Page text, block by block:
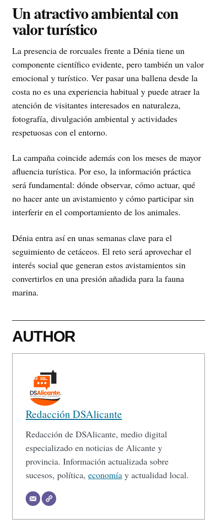
Un atractivo ambiental con
valor turístico
La presencia de rorcuales frente a Dénia tiene un
componente científico evidente, pero también un valor
emocional y turístico. Ver pasar una ballena desde la
costa no es una experiencia habitual y puede atraer la
atención de visitantes interesados en naturaleza,
fotografía, divulgación ambiental y actividades
respetuosas con el entorno.
La campaña coincide además con los meses de mayor
afluencia turística. Por eso, la información práctica
será fundamental: dónde observar, cómo actuar, qué
no hacer ante un avistamiento y cómo participar sin
interferir en el comportamiento de los animales.
Dénia entra así en unas semanas clave para el
seguimiento de cetáceos. El reto será aprovechar el
interés social que generan estos avistamientos sin
convertirlos en una presión añadida para la fauna
marina.
AUTHOR
Redacción DSAlicante
Redacción de DSAlicante, medio digital
especializado en noticias de Alicante y
provincia. Información actualizada sobre
sucesos, política, economía y actualidad local.